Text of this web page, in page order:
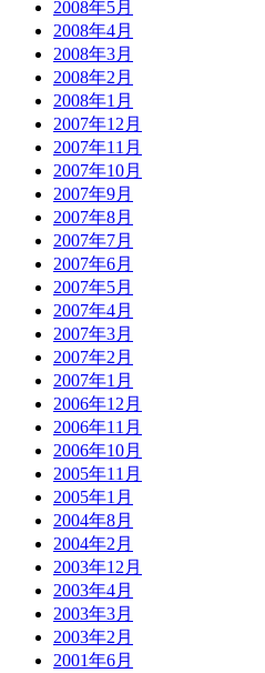
2008年5月
2008年4月
2008年3月
2008年2月
2008年1月
2007年12月
2007年11月
2007年10月
2007年9月
2007年8月
2007年7月
2007年6月
2007年5月
2007年4月
2007年3月
2007年2月
2007年1月
2006年12月
2006年11月
2006年10月
2005年11月
2005年1月
2004年8月
2004年2月
2003年12月
2003年4月
2003年3月
2003年2月
2001年6月